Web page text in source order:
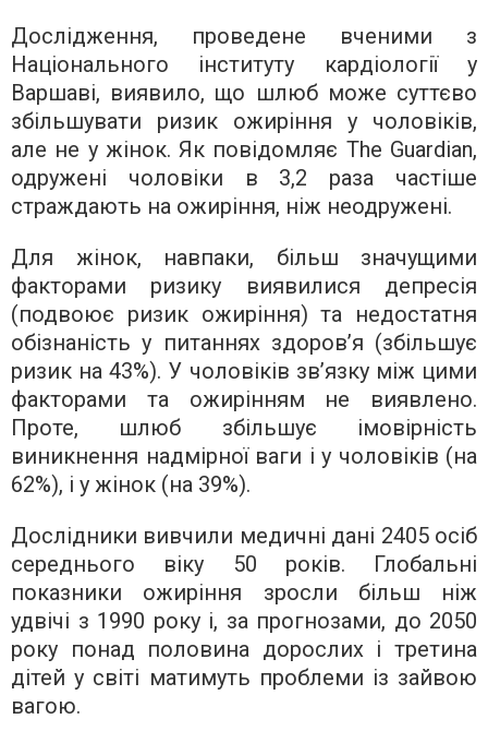
Дослідження, проведене вченими з
Національного інституту кардіології у
Варшаві, виявило, що шлюб може суттєво
збільшувати ризик ожиріння у чоловіків,
але не у жінок. Як повідомляє The Guardian,
одружені чоловіки в 3,2 раза частіше
страждають на ожиріння, ніж неодружені.
Для жінок, навпаки, більш значущими
факторами ризику виявилися депресія
(подвоює ризик ожиріння) та недостатня
обізнаність у питаннях здоров’я (збільшує
ризик на 43%). У чоловіків зв’язку між цими
факторами та ожирінням не виявлено.
Проте, шлюб збільшує імовірність
виникнення надмірної ваги і у чоловіків (на
62%), і у жінок (на 39%).
Дослідники вивчили медичні дані 2405 осіб
середнього віку 50 років. Глобальні
показники ожиріння зросли більш ніж
удвічі з 1990 року і, за прогнозами, до 2050
року понад половина дорослих і третина
дітей у світі матимуть проблеми із зайвою
вагою.